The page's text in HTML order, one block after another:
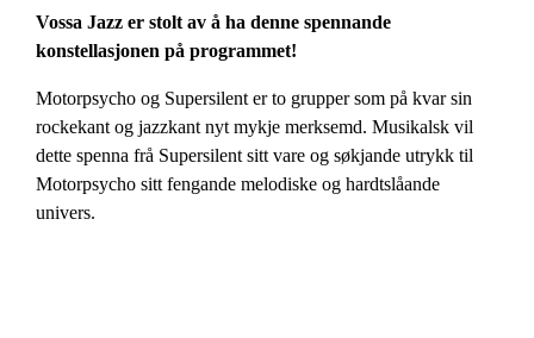
Vossa Jazz er stolt av å ha denne spennande
konstellasjonen på programmet!
Motorpsycho og Supersilent er to grupper som på kvar sin
rockekant og jazzkant nyt mykje merksemd. Musikalsk vil
dette spenna frå Supersilent sitt vare og søkjande utrykk til
Motorpsycho sitt fengande melodiske og hardtslåande
univers.